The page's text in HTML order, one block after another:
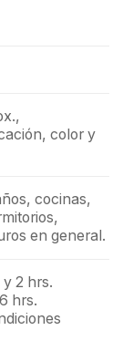
color y
cocinas,
en general.
2 hrs.
hrs.